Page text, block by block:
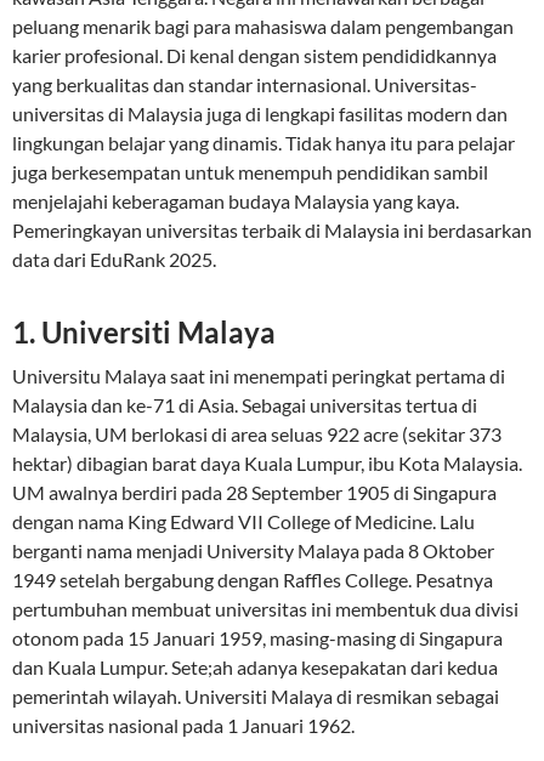
peluang menarik bagi para mahasiswa dalam pengembangan
karier profesional. Di kenal dengan sistem pendididkannya
yang berkualitas dan standar internasional. Universitas-
universitas di Malaysia juga di lengkapi fasilitas modern dan
lingkungan belajar yang dinamis. Tidak hanya itu para pelajar
juga berkesempatan untuk menempuh pendidikan sambil
menjelajahi keberagaman budaya Malaysia yang kaya.
Pemeringkayan universitas terbaik di Malaysia ini berdasarkan
data dari EduRank 2025.
1. Universiti Malaya
Universitu Malaya saat ini menempati peringkat pertama di
Malaysia dan ke-71 di Asia. Sebagai universitas tertua di
Malaysia, UM berlokasi di area seluas 922 acre (sekitar 373
hektar) dibagian barat daya Kuala Lumpur, ibu Kota Malaysia.
UM awalnya berdiri pada 28 September 1905 di Singapura
dengan nama King Edward VII College of Medicine. Lalu
berganti nama menjadi University Malaya pada 8 Oktober
1949 setelah bergabung dengan Raffles College. Pesatnya
pertumbuhan membuat universitas ini membentuk dua divisi
otonom pada 15 Januari 1959, masing-masing di Singapura
dan Kuala Lumpur. Sete;ah adanya kesepakatan dari kedua
pemerintah wilayah. Universiti Malaya di resmikan sebagai
universitas nasional pada 1 Januari 1962.